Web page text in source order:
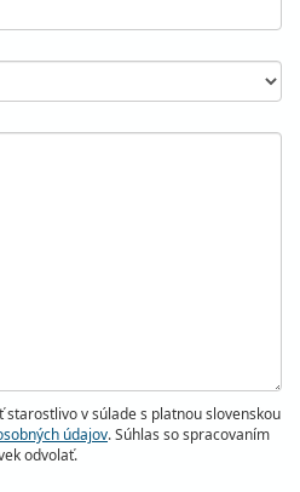
v súlade s platnou slovenskou
údajov. Súhlas so spracovaním
odvolať.